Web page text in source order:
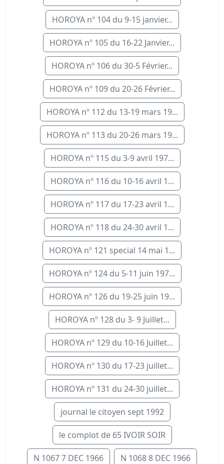
HOROYA nº 104 du 9-15 janvier...
HOROYA nº 105 du 16-22 Janvier...
HOROYA nº 106 du 30-5 Février...
HOROYA nº 109 du 20-26 Février...
HOROYA nº 112 du 13-19 mars 19...
HOROYA nº 113 du 20-26 mars 19...
HOROYA nº 115 du 3-9 avril 197...
HOROYA nº 116 du 10-16 avril 1...
HOROYA nº 117 du 17-23 avril 1...
HOROYA nº 118 du 24-30 avril 1...
HOROYA nº 121 special 14 mai 1...
HOROYA nº 124 du 5-11 juin 197...
HOROYA nº 126 du 19-25 juin 19...
HOROYA nº 128 du 3- 9 Juillet...
HOROYA nº 129 du 10-16 Juillet...
HOROYA nº 130 du 17-23 juillet...
HOROYA nº 131 du 24-30 juillet...
journal le citoyen sept 1992
le complot de 65 IVOIR SOIR
N 1067 7 DEC 1966 N 1068 8 DEC 1966